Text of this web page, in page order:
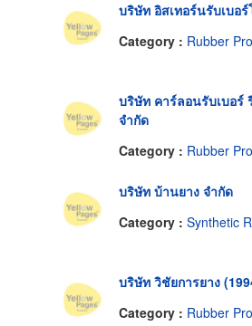
บริษัท อิสเทอร์นรับเบอ
Category : Rubber
บริษัท คาร์ลอนรับเบอร์
จำกัด
Category : Rubber
บริษัท บ้านยาง จำกัด
Category : Synthetic Rubber
บริษัท วิชัยการยาง
Category : Rubber